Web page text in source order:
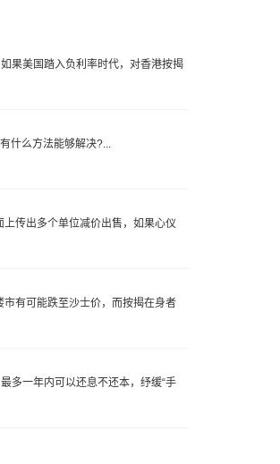
果美国踏入负利率时代，对香港按揭
什么方法能够解决?...
传出多个单位减价出售，如果心仪
有可能跌至沙士价，而按揭在身者
多一年内可以还息不还本，纾缓“手